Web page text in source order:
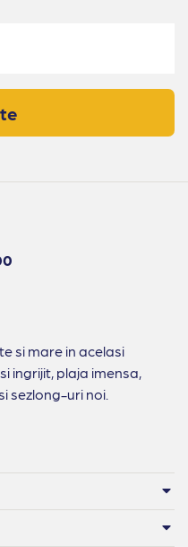
si mare in acelasi
ingrijit, plaja imensa,
sezlong-uri noi.